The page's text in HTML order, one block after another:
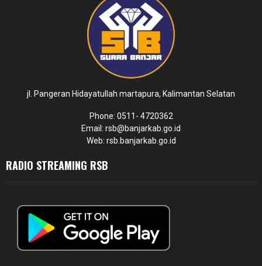
jl. Pangeran Hidayatullah martapura, Kalimantan Selatan
Phone: 0511- 4720362
Email: rsb@banjarkab.go.id
Web: rsb.banjarkab.go.id
RADIO STREAMING RSB